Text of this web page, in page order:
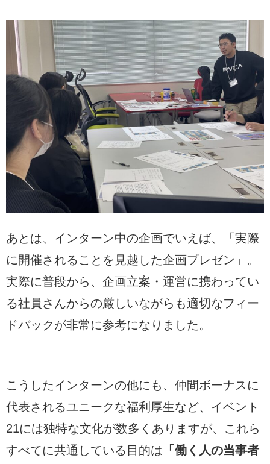
あとは、インターン中の企画でいえば、「実際
に開催されることを見越した企画プレゼン」。
実際に普段から、企画立案・運営に携わってい
る社員さんからの厳しいながらも適切なフィー
ドバックが非常に参考になりました。
こうしたインターンの他にも、仲間ボーナスに
代表されるユニークな福利厚生など、イベント
21には独特な文化が数多くありますが、これら
すべてに共通している目的は 「働く人の当事者